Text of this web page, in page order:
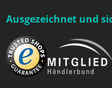
Ausgezeichnet und